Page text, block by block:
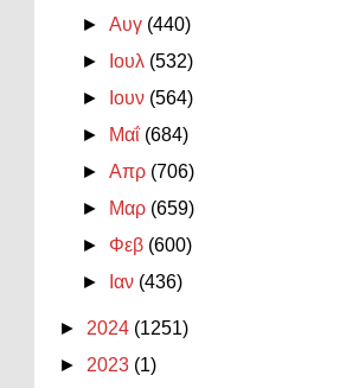
►Αυγ (440)
►
Ιουλ (532)
►
Ιουν (564)
►
Μαΐ (684)
►Απρ (706)
►
Μαρ (659)
► Φεβ (600)
►
Ιαν (436)
► 2024 (1251)
► 2023 (1)